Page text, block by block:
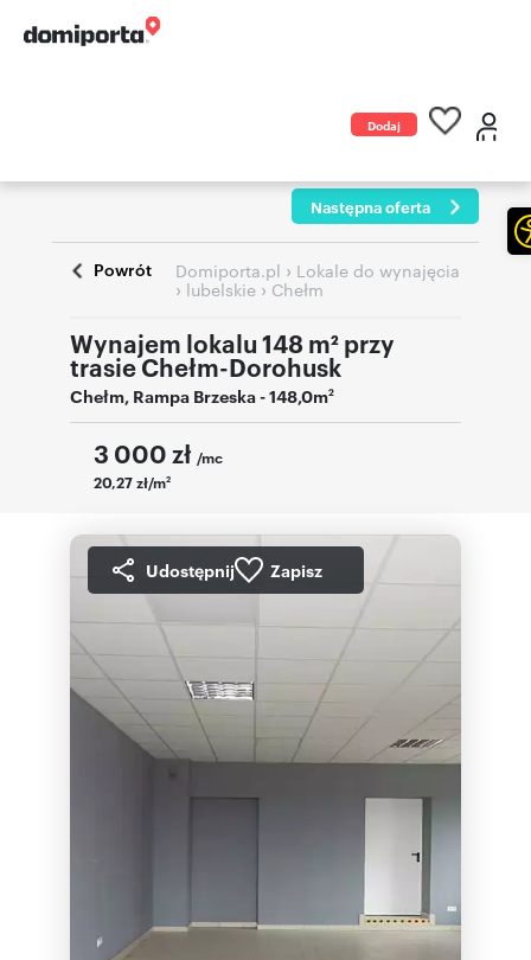
Dodaj
Następna oferta
Powrót Domiporta.pl › Lokale do wynajęcia
› lubelskie ›Chełm
Wynajem lokalu 148 m² przy
trasie Chełm-Dorohusk
Chełm, Rampa Brzeska- 148,0m2
3 000 zł /mc
20,27 zł/m2
Udostępnij Zapisz